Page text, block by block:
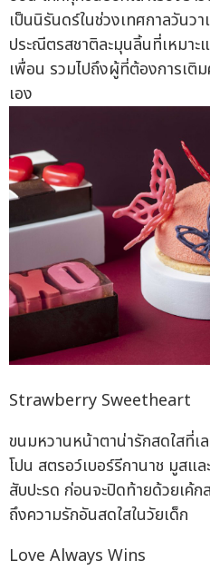
เป็นนิรันดร์ในช่วงเทศกาลวันว
ประณีตรสชาติละมุนลิ้นที่เหมา
เพื่อน รวมไปถึงผู้ที่ต้องการเติ
เอง
Strawberry Sweetheart
ขนมหวานหน้าตาน่ารักสดใสที่เ
โปน สตรอว์เบอร์รีกานาช มูสแ
สับปะรด ก่อนจะปิดท้ายด้วยเค้
ถึงความรักอันสดใสในวัยเด็ก
Love Always Wins